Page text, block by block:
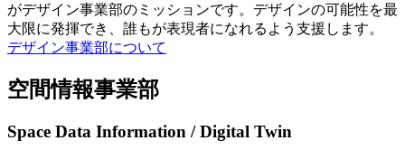
がデザイン事業部のミッションです。デザインの可能性を最
大限に発揮でき、誰もが表現者になれるよう支援します。
デザイン事業部について
空間情報事業部
Space Data Information / Digital Twin